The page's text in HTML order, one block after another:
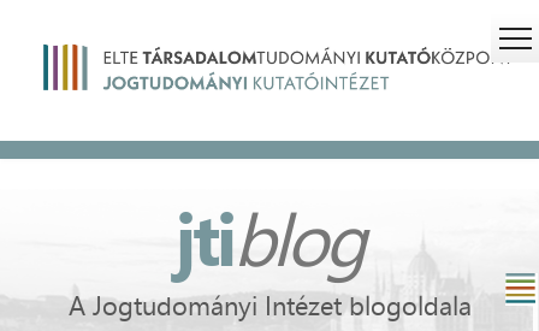
jtiblog
A Jogtudományi Intézet blogoldala